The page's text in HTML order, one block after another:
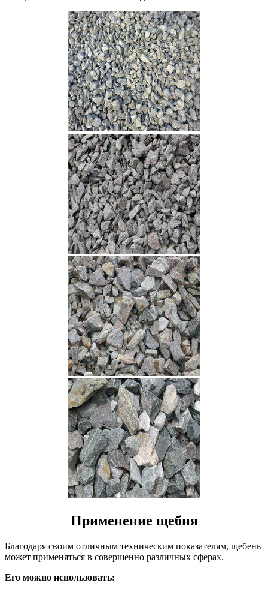
Применение щебня
Благодаря своим отличным техническим показателям, щебень
может применяться в совершенно различных сферах.
Его можно использовать: